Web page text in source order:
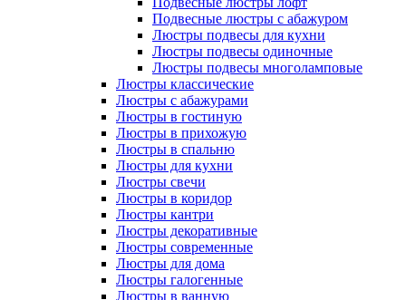
Подвесные люстры с абажуром
Люстры подвесы для кухни
Люстры подвесы одиночные
Люстры подвесы многоламповые
Люстры классические
Люстры с абажурами
Люстры в гостиную
Люстры в прихожую
Люстры в спальню
Люстры для кухни
Люстры свечи
Люстры в коридор
Люстры кантри
Люстры декоративные
Люстры современные
Люстры для дома
Люстры галогенные
Люстры в ванную